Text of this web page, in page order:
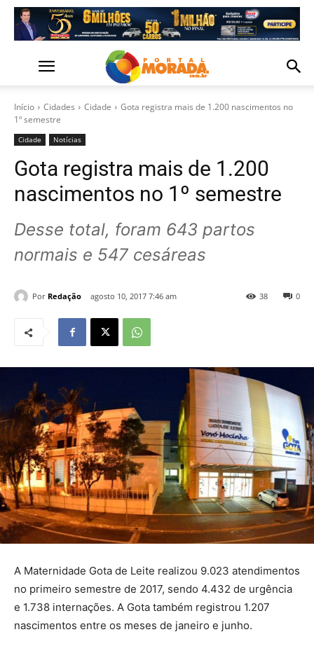
Início Cidades Cidade
Gota registra mais de 1.200 nascimentos no
1º semestre
Cidade Notícias
Gota registra mais de 1.200
nascimentos no 1º semestre
Desse total, foram 643 partos
normais e 547 cesáreas
Por Redação agosto 10, 2017 7:46 am 0
38
A Maternidade Gota de Leite realizou 9.023 atendimentos
no primeiro semestre de 2017, sendo 4.432 de urgência
e 1.738 internações. A Gota também registrou 1.207
nascimentos entre os meses de janeiro e junho.